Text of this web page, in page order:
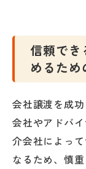
信頼でき
めるた
会社譲渡を成
会社やアドバ
介会社によっ
なるため、慎